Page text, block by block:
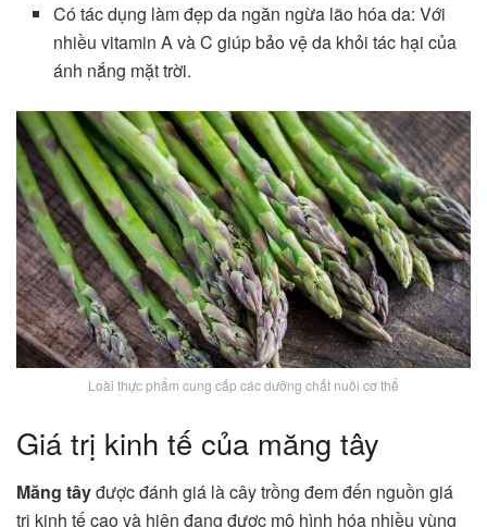
Có tác dụng làm đẹp da ngăn ngừa lão hóa da: Với
nhiều vitamin A và C giúp bảo vệ da khỏi tác hại của
ánh nắng mặt trời.
Loài thực phẩm cung cấp các dưỡng chất nuôi cơ thể
Giá trị kinh tế của măng tây
Măng tâyđược đánh giá là cây trồng đem đến nguồn giá
trị kinh tế cao và hiện đang được mô hình hóa nhiều vùng